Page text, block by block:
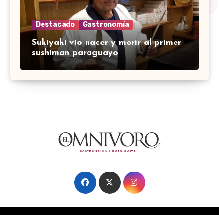
Destacado Gastronomía
Sukiyaki vio nacer y morir al primer
sushiman paraguayo